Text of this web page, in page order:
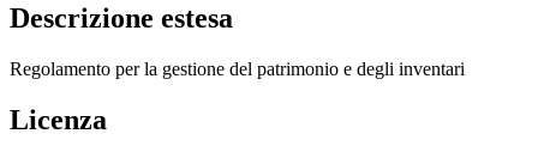
Descrizione estesa
Regolamento per la gestione del patrimonio e degli inventari
Licenza